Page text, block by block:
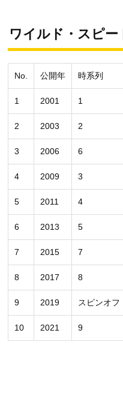
ワイルド・スピー
No. 公開年 時系列
1 2001 1
2 2003 2
3 2006 6
4 2009 3
5 2011 4
6 2013 5
7 2015 7
8 2017 8
9 2019 スピンオフ
10 2021 9